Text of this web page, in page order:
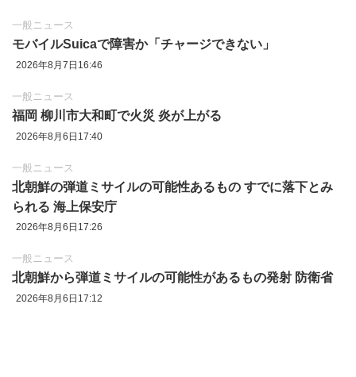
一般ニュース
モバイルSuicaで障害か「チャージできない」
2026年8月7日16:46
一般ニュース
福岡 柳川市大和町で火災 炎が上がる
2026年8月6日17:40
一般ニュース
北朝鮮の弾道ミサイルの可能性あるもの すでに落下とみ
られる 海上保安庁
2026年8月6日17:26
一般ニュース
北朝鮮から弾道ミサイルの可能性があるもの発射 防衛省
2026年8月6日17:12